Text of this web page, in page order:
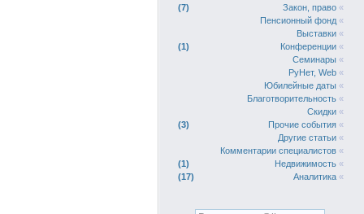
7
Закон, право «
Пенсионный фонд «
Выставки «
1
Конференции «
Семинары «
РуНет, Web «
Юбилейные даты «
Благотворительность «
Скидки «
3
Прочие события «
Другие статьи «
Комментарии специалистов «
1
Недвижимость «
17
Аналитика «